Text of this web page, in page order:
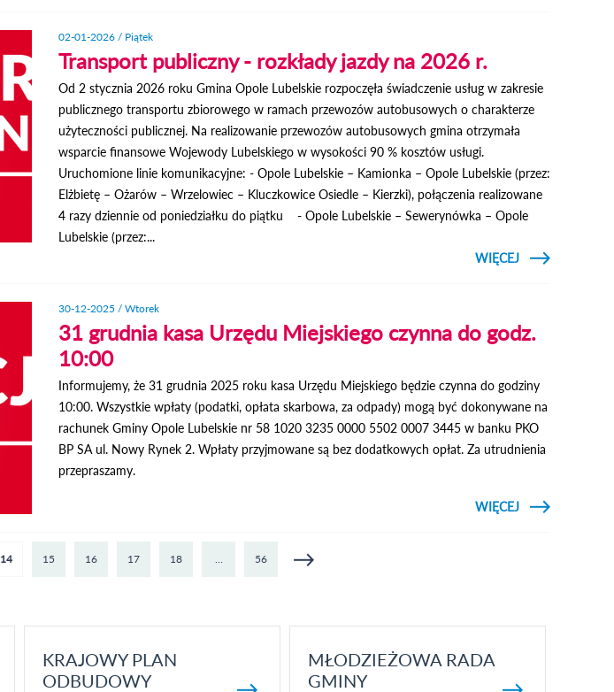
02-01-2026 / Piątek
Transport publiczny - rozkłady jazdy na 2026 r.
Od 2 stycznia 2026 roku Gmina Opole Lubelskie rozpoczęła świadczenie usług w zakresie
publicznego transportu zbiorowego w ramach przewozów autobusowych o charakterze
użyteczności publicznej. Na realizowanie przewozów autobusowych gmina otrzymała
wsparcie finansowe Wojewody Lubelskiego w wysokości 90 % kosztów usługi.
Uruchomione linie komunikacyjne: - Opole Lubelskie – Kamionka – Opole Lubelskie (przez:
Elżbietę – Ożarów – Wrzelowiec – Kluczkowice Osiedle – Kierzki), połączenia realizowane
4 razy dziennie od poniedziałku do piątku - Opole Lubelskie – Sewerynówka – Opole
Lubelskie (przez:...
CZYTAJ
WIĘCEJ
30-12-2025 / Wtorek
31 grudnia kasa Urzędu Miejskiego czynna do godz.
10:00
Informujemy, że 31 grudnia 2025 roku kasa Urzędu Miejskiego będzie czynna do godziny
10:00. Wszystkie wpłaty (podatki, opłata skarbowa, za odpady) mogą być dokonywane na
rachunek Gminy Opole Lubelskie nr 58 1020 3235 0000 5502 0007 3445 w banku PKO
BP SA ul. Nowy Rynek 2. Wpłaty przyjmowane są bez dodatkowych opłat. Za utrudnienia
przepraszamy.
CZYTAJ
WIĘCEJ
14 15 16 17 18 … 56
KRAJOWY PLAN
ODBUDOWY
MŁODZIEŻOWA RADA
GMINY